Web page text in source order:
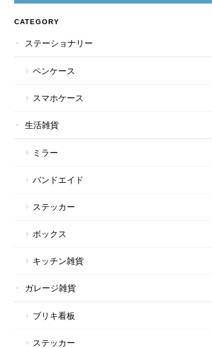
CATEGORY
ステーショナリー
ペンケース
スマホケース
生活雑貨
ミラー
バンドエイド
ステッカー
ボックス
キッチン雑貨
ガレージ雑貨
ブリキ看板
ステッカー